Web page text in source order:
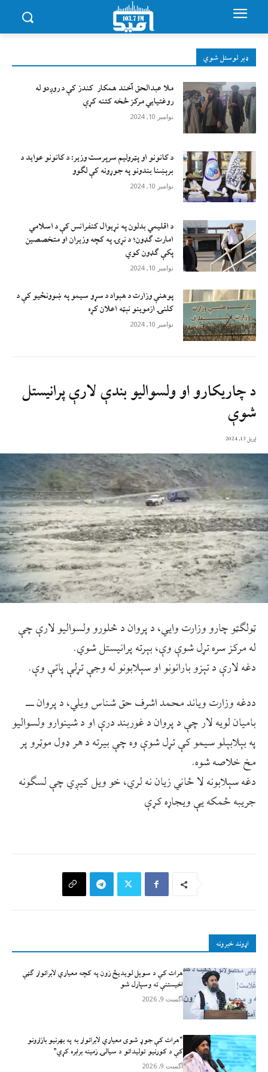
ډېر لوستل شوي
ملا عبدالحق آخند همکار کندز کې د روږدو له
روغتیایي مرکز څخه کتنه کړې
نوامبر 10, 2024
د کانونو او پټرولیم سرپرست وزیر: د کانونو عواید د
برېښنا بندونو په جوړونه کې لګوو
نوامبر 10, 2024
د اقليمي بدلون په نړيوال کنفرانس کې د اسلامي
امارت ګډون؛ د نړۍ په کچه وزيران او متخصصين
پکې ګډون کوي
نوامبر 10, 2024
پوهنې وزارت د هېواد د سړو سيمو په ښوونځيو کې د
کلنۍ ازموينو نېټه اعلان کړه
نوامبر 10, 2024
د چاریکارو او ولسوالیو بندې لارې پرانیستل
شوې
اپریل 13, 2024
‏ټولګټو چارو وزارت وایي، د پروان د څلورو ولسوالیو لارې چې
له مرکز سره تړل شوې وې، بېرته پرانیستل شوي.
دغه لارې د تېزو بارانونو او سېلابونو له وجې تړلې پاتې وې.
ددغه وزارت ویاند محمد اشرف حق شناس ویلي، د پروان ــ
بامیان لویه لار چې د پروان د غوربند درې او د شینوارو ولسوالیو
په بېلابېلو سیمو کې تړل شوې وه چې بیرته د هر ډول موټرو پر
مخ خلاصه شوه.
دغه سېلابونه لا ځاني زیان نه لري، خو ویل کیږي چې لسګونه
جریبه ځمکه یې ویجاړه کړې
اړوند خبرونه
هرات کې د سوېل ‌لویدیځ زون په کچه معیاري لابراتوار ګټې
اخیستنې ته وسپارل شو
آگست 9, 2026
“هرات کې جوړ شوی معیاري لابراتوار به په بهرنیو بازارونو
کې د کورنیو تولیداتو د سیالۍ زمینه برابره کړي”
آگست 9, 2026